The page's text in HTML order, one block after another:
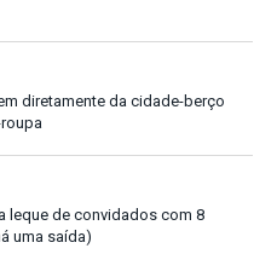
diretamente da cidade-berço
leque de convidados com 8
uma saída)